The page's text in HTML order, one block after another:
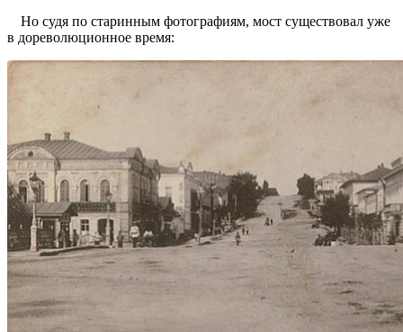
Но судя по старинным фотографиям, мост существовал уже
в дореволюционное время: